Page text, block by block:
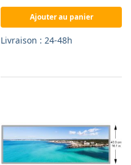
Ajouter au panier
Livraison : 24-48h